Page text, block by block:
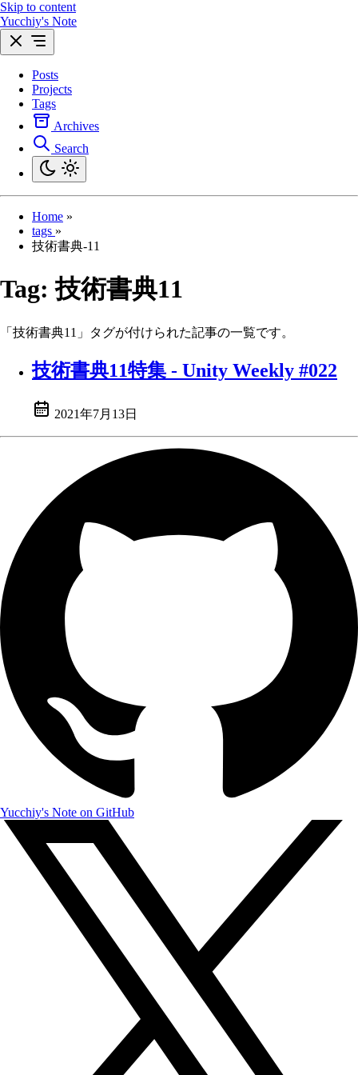
Skip to content
Yucchiy's Note
Posts
Projects
Tags
Archives
Search
Home »
tags »
技術書典-11
Tag:技術書典11
「技術書典11」タグが付けられた記事の一覧です。
技術書典11特集 - Unity Weekly #022
2021年7月13日
Yucchiy's Note on GitHub